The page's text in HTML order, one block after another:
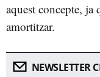
aquest concepte,
amortitzar.
NEWSLETTER